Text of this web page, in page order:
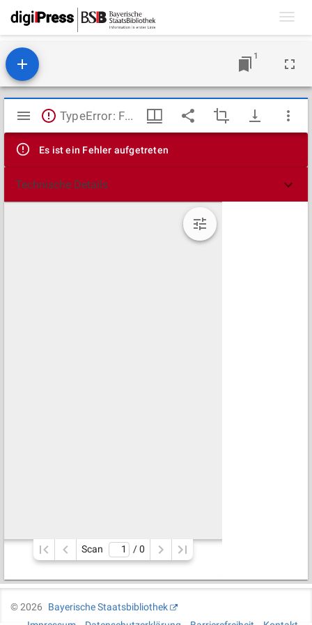
1
Mirador
Viewer
TypeError: Failed to fetch
Es ist ein Fehler aufgetreten
Technische Details
Scan / 0
©2026
Bayerische Staatsbibliothek